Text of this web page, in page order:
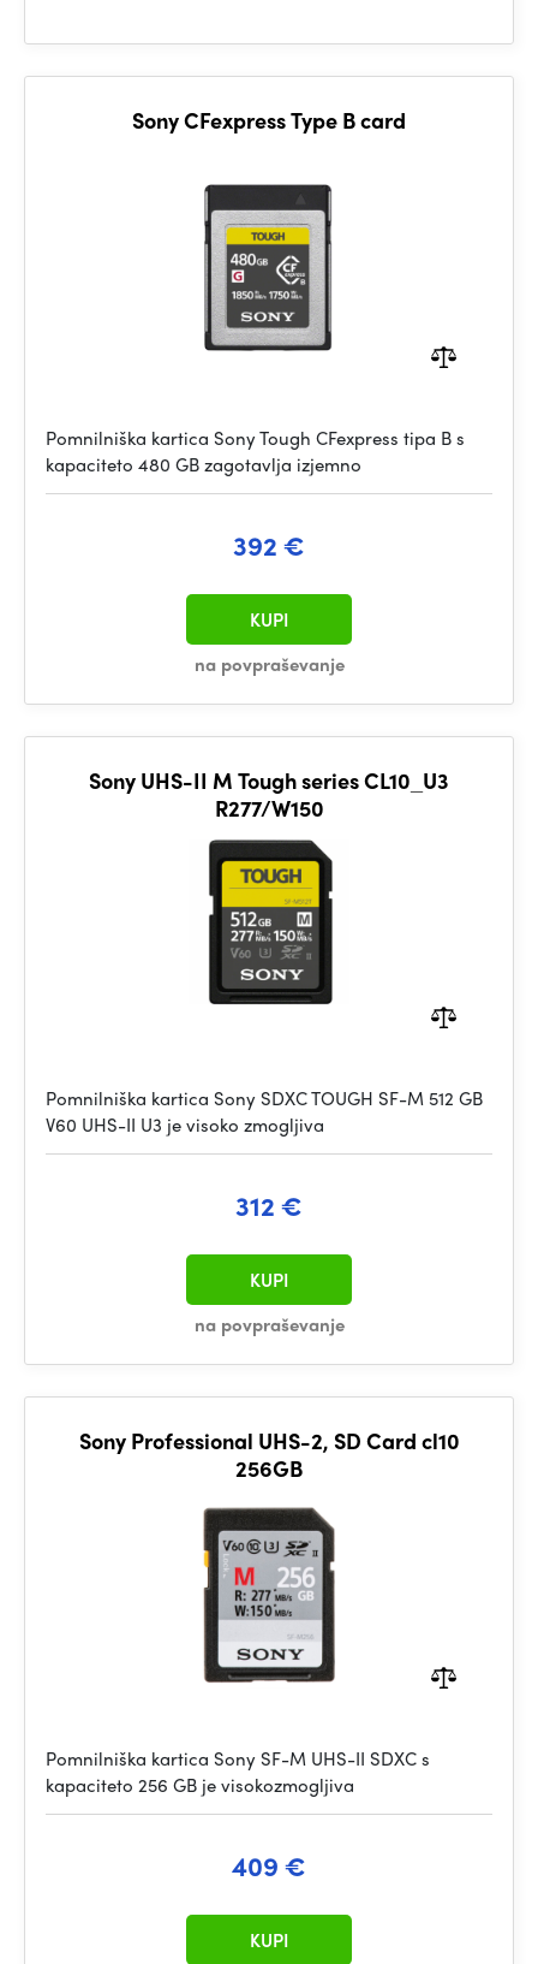
Sony CFexpress Type B card
Pomnilniška kartica Sony Tough CFexpress tipa B s
kapaciteto 480 GB zagotavlja izjemno
392 €
na povpraševanje
KUPI
Sony UHS-II M Tough series CL10_U3
R277/W150
Pomnilniška kartica Sony SDXC TOUGH SF-M 512 GB
V60 UHS-II U3 je visoko zmogljiva
312 €
na povpraševanje
KUPI
Sony Professional UHS-2, SD Card cl10
256GB
Pomnilniška kartica Sony SF-M UHS-II SDXC s
kapaciteto 256 GB je visokozmogljiva
409 €
KUPI